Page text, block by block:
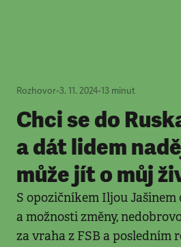
Rozhovor•3. 11. 2024•13 minut
Chci se do
a dát lidem
může jít o můj
S opozičníkem Iljou Jašinem
a možnosti změny,
za vraha z FSB a posledním